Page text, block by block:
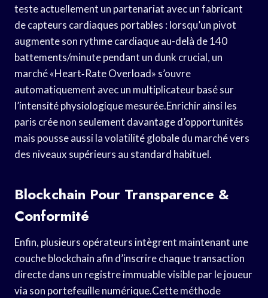
teste actuellement un partenariat avec un fabricant
de capteurs cardiaques portables : lorsqu’un pivot
augmente son rythme cardiaque au-delà de 140
battements/minute pendant un dunk crucial, un
marché «​Heart‑Rate Overload​» s’ouvre
automatiquement avec un multiplicateur basé sur
l’intensité physiologique mesurée.Enrichir ainsi les
paris crée non seulement davantage d’opportunités
mais pousse aussi la volatilité globale du marché vers
des niveaux supérieurs au standard habituel.
Blockchain Pour Transparence &
Conformité
Enfin, plusieurs opérateurs intègrent maintenant une
couche blockchain afin d’inscrire chaque transaction
directe dans un registre immuable visible par le joueur
via son portefeuille numérique.Cette méthode